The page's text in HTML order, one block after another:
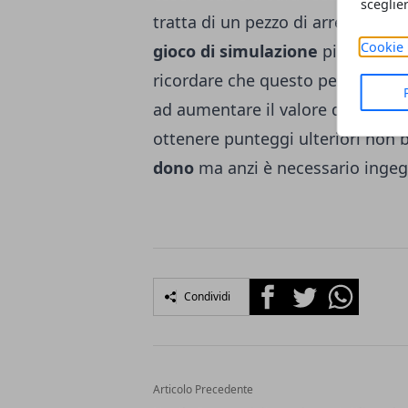
Cookie
tratta di un pezzo di
gioco di simulazione più
ricordare che questo pezzo di
ad aumentare il valore della
ottenere punteggi ulteriori non
dono ma anzi è necessario
Condividi FacebookTwitterWhatsapp
Articolo Precedente